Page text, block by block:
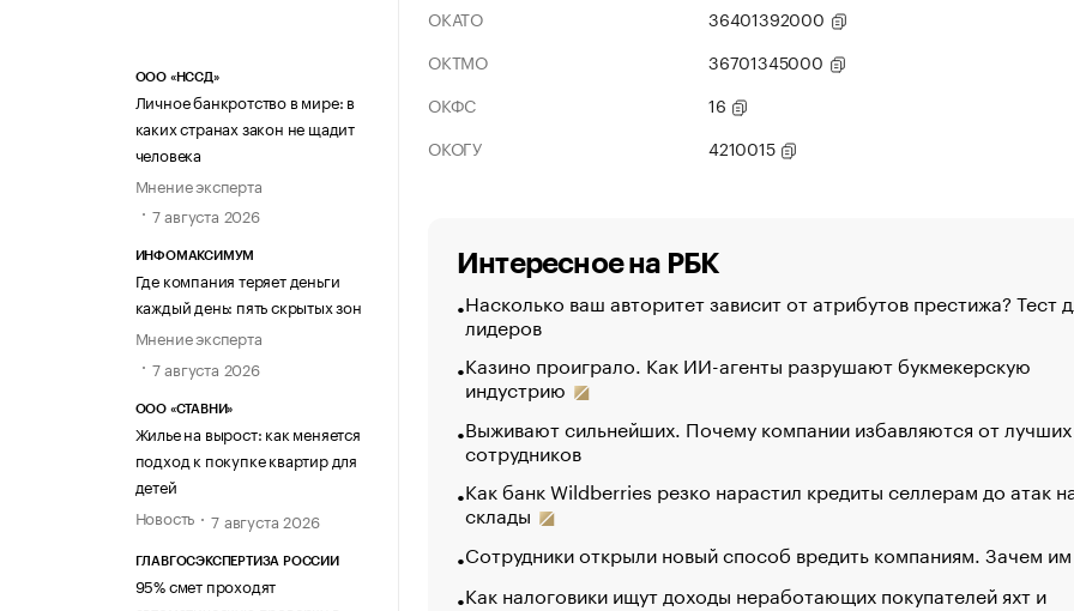
ООО «НССД»
Личное банкротство в мире: в
каких странах закон не щадит
человека
Мнение эксперта
7 августа 2026
ИНФОМАКСИМУМ
Где компания теряет деньги
каждый день: пять скрытых зон
Мнение эксперта
7 августа 2026
ООО «СТАВНИ»
Жилье на вырост: как меняется
подход к покупке квартир для
детей
Новость
7 августа 2026
ГЛАВГОСЭКСПЕРТИЗА РОССИИ
95% смет проходят
ОКАТО
36401392000
ОКТМО
36701345000
ОКФС
16
ОКОГУ
4210015
Интересное на РБК
Насколько ваш авторитет зависит от атрибутов престижа? Тест
лидеров
Казино проиграло. Как ИИ-агенты разрушают букмекерскую
индустрию
Выживают сильнейших. Почему компании избавляются от лучших
сотрудников
Как банк Wildberries резко нарастил кредиты селлерам до атак
склады
Сотрудники открыли новый способ вредить компаниям. Зачем
Как налоговики ищут доходы неработающих покупателей яхт и